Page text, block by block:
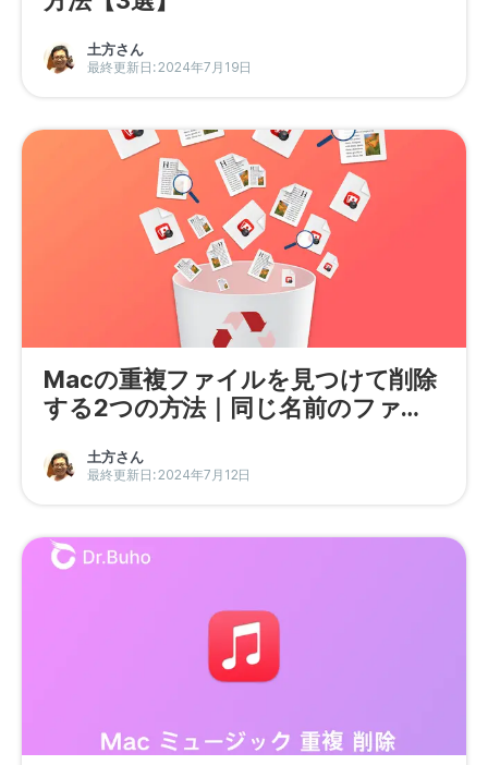
土方さん
最終更新日: 2024年7月19日
Macの重複ファイルを見つけて削除
する2つの方法｜同じ名前のファイ
土方さん
最終更新日: 2024年7月12日